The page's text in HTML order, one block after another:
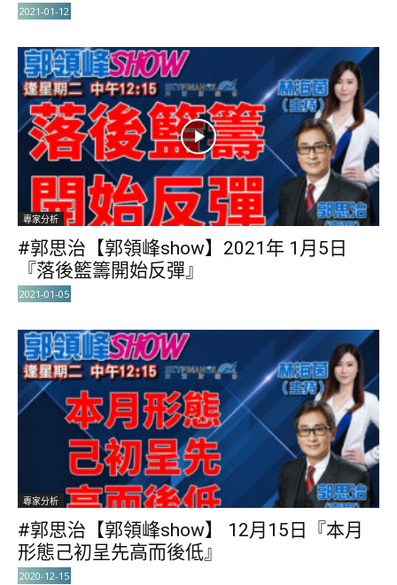
2021-01-12
專家分析
#郭思治【郭領峰show】2021年 1月5日
『落後籃籌開始反彈』
2021-01-05
專家分析
#郭思治【郭領峰show】 12月15日『本月
形態己初呈先高而後低』
2020-12-15